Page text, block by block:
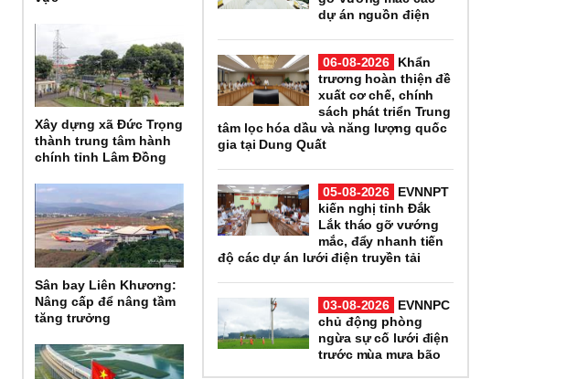
Xây dựng xã Đức Trọng
thành trung tâm hành
chính tỉnh Lâm Đồng
Sân bay Liên Khương:
Nâng cấp để nâng tầm
tăng trưởng
dự án nguồn điện
06-08-2026
Khẩn
trương hoàn thiện đề
xuất cơ chế, chính
sách phát triển Trung
tâm lọc hóa dầu và năng lượng quốc
gia tại Dung Quất
05-08-2026
EVNNPT
kiến nghị tỉnh Đắk
Lắk tháo gỡ vướng
mắc, đẩy nhanh tiến
độ các dự án lưới điện truyền tải
03-08-2026
EVNNPC
chủ động phòng
ngừa sự cố lưới điện
trước mùa mưa bão